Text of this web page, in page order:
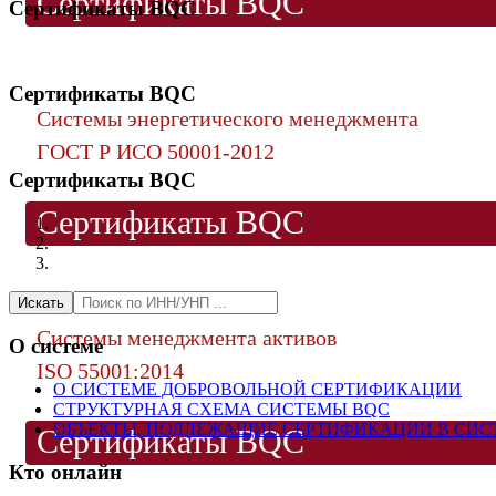
Системы энергетического менеджмента
ГОСТ Р ИСО 50001-2012
Сертификаты BQC
Системы менеджмента активов
ISO 55001:2014
Сертификаты BQC
Сертификаты BQC
Сертификаты BQC
Сертификаты BQC
Искать
О системе
О СИСТЕМЕ ДОБРОВОЛЬНОЙ СЕРТИФИКАЦИИ
СТРУКТУРНАЯ СХЕМА СИСТЕМЫ BQC
ОБЪЕКТЫ, ПОДЛЕЖАЩИЕ СЕРТИФИКАЦИИ В
Кто онлайн